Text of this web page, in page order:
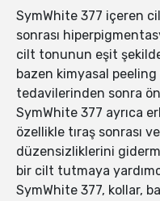
SymWhite 377 içeren
sonrası
cilt tonunun eşit
bazen kimyasal
tedavilerinden sonra
SymWhite 377 ayrıca
özellikle tıraş sonrası
düzensizliklerini
bir cilt tutmaya
SymWhite 377, kollar,